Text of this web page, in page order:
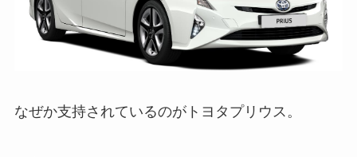
なぜか支持されているのがトヨタプリウス。